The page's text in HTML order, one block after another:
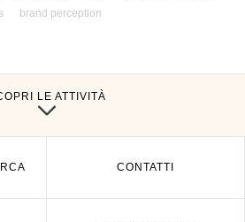
brand perception
LE ATTIVITÀ
CONTATTI